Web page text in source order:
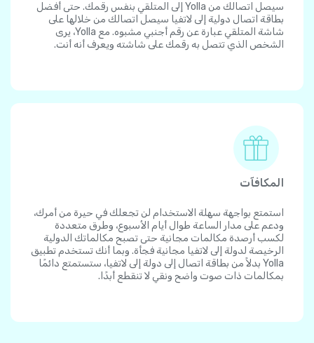
سيصل اتصالك من Yolla إلى المتلقي بنفس رقمك. حتى أفضل
بطاقة اتصال دولية إلى لاتفيا سيصل اتصالك من خلالها على
شاشة المتلقي عبارة عن رقم أجنبي مشبوه. مع Yolla، يرى
الشخص الذي تتصل به رقمك على شاشته ويعرف أنه أنت.
المكافآت
استمتع بواجهة سهلة الاستخدام لن تجعلك في حيرة من أمرك،
ودعم على مدار الساعة طوال أيام الأسبوع، وطرق متعددة
لكسب أرصدة مكالمات مجانية حتى تصبح مكالماتك الدولية
الرخيصة لدولة إلى لاتفيا مجانية فجأة. وبما أنك تستخدم تطبيق
Yolla بدلاً من بطاقة اتصال إلى دولة إلى لاتفيا، ستستمتع دائمًا
بمكالمات ذات صوت واضح ونقي لا تنقطع أبدًا.